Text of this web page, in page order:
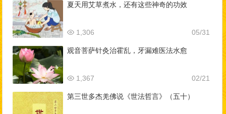
夏天用艾草煮水，还有这些神奇的功效
05/31
1,306
观音菩萨针灸治霍乱，牙漏难医法水愈
02/21
1,367
第三世多杰羌佛说《世法哲言》（五十）